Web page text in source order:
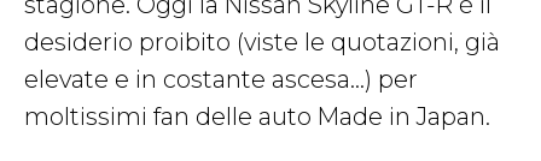
desiderio proibito (viste le quotazioni, già
elevate e in costante ascesa…) per
moltissimi fan delle auto Made in Japan.